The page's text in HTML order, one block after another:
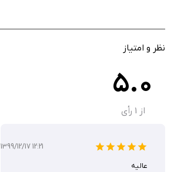
نظر و امتیاز
5.0
از 1 رأی
1399/12/17 12:21
عالیه